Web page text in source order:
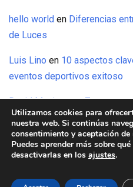
hello world en Diferencias
de Luces
Luis Lino en 10 aspectos
eventos deportivos exitoso
David Maxinezen7 aspectos
Video Mapping que debes
Utilizamos cookies para
nuestra web. Si continúas
consentimiento y aceptación de
Puedes aprender más sobre
desactivarlas en los ajustes.